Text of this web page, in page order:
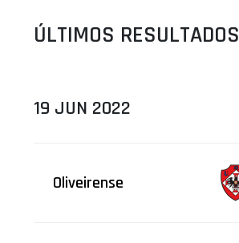
ÚLTIMOS RESULTADOS
19 JUN 2022
Oliveirense